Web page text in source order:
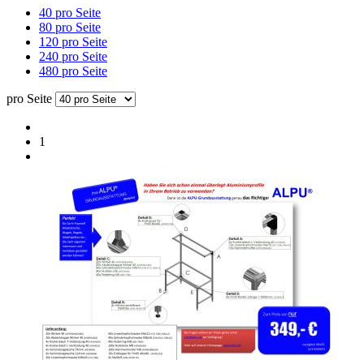
40 pro Seite
80 pro Seite
120 pro Seite
240 pro Seite
480 pro Seite
pro Seite
1